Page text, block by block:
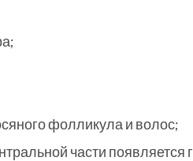
фолликула и волос;
части появляется